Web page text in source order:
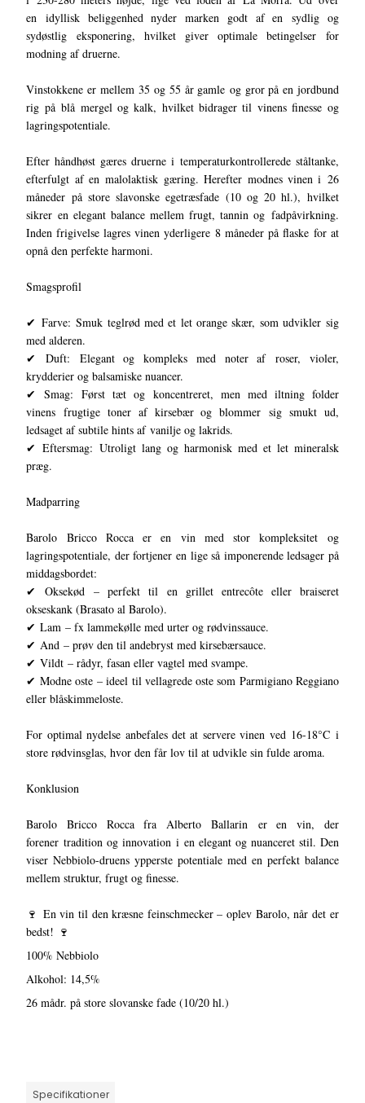
en idyllisk beliggenhed nyder marken godt af en sydlig og
sydøstlig eksponering, hvilket giver optimale betingelser for
modning af druerne.
Vinstokkene er mellem 35 og 55 år gamle og gror på en jordbund
rig på blå mergel og kalk, hvilket bidrager til vinens finesse og
lagringspotentiale.
Efter håndhøst gæres druerne i temperaturkontrollerede ståltanke,
efterfulgt af en malolaktisk gæring. Herefter modnes vinen i 26
måneder på store slavonske egetræsfade (10 og 20 hl.), hvilket
sikrer en elegant balance mellem frugt, tannin og fadpåvirkning.
Inden frigivelse lagres vinen yderligere 8 måneder på flaske for at
opnå den perfekte harmoni.
Smagsprofil
✔ Farve: Smuk teglrød med et let orange skær, som udvikler sig
med alderen.
✔ Duft: Elegant og kompleks med noter af roser, violer,
krydderier og balsamiske nuancer.
✔ Smag: Først tæt og koncentreret, men med iltning folder
vinens frugtige toner af kirsebær og blommer sig smukt ud,
ledsaget af subtile hints af vanilje og lakrids.
✔ Eftersmag: Utroligt lang og harmonisk med et let mineralsk
præg.
Madparring
Barolo Bricco Rocca er en vin med stor kompleksitet og
lagringspotentiale, der fortjener en lige så imponerende ledsager på
middagsbordet:
✔ Oksekød – perfekt til en grillet entrecôte eller braiseret
okseskank (Brasato al Barolo).
✔ Lam – fx lammekølle med urter og rødvinssauce.
✔ And – prøv den til andebryst med kirsebærsauce.
✔ Vildt – rådyr, fasan eller vagtel med svampe.
✔ Modne oste – ideel til vellagrede oste som Parmigiano Reggiano
eller blåskimmeloste.
For optimal nydelse anbefales det at servere vinen ved 16-18°C i
store rødvinsglas, hvor den får lov til at udvikle sin fulde aroma.
Konklusion
Barolo Bricco Rocca fra Alberto Ballarin er en vin, der
forener tradition og innovation i en elegant og nuanceret stil. Den
viser Nebbiolo-druens ypperste potentiale med en perfekt balance
mellem struktur, frugt og finesse.
🍷 En vin til den kræsne feinschmecker – oplev Barolo, når det er
bedst! 🍷
100% Nebbiolo
Alkohol: 14,5%
26 mådr. på store slovanske fade (10/20 hl.)
Specifikationer